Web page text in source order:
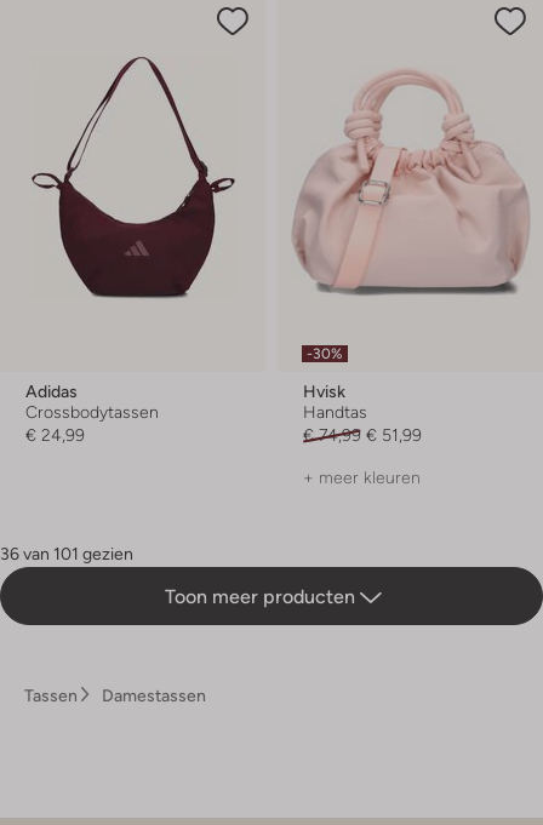
Adidas
Crossbodytassen
€ 24,99
-30%
Hvisk
Handtas
€ 74,99 € 51,99
+ meer kleuren
36 van 101 gezien
Toon meer producten
Tassen Damestassen